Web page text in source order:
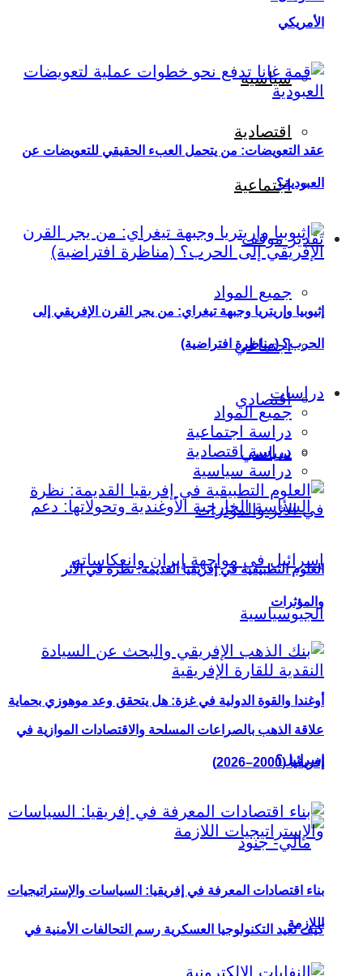
سياسية
اقتصادية
اجتماعية
تقدير موقف
جميع المواد
اجتماعي
اقتصادي
سياسي
أوغندا والقوة الدولية في غزة: هل يتحقق وعد موهوزي بحماية
إسرائيل؟
كيف تعيد التكنولوجيا العسكرية رسم التحالفات الأمنية في
الأمريكي
عقد التعويضات: من يتحمل العبء الحقيقي للتعويضات عن
العبودية؟
إثيوبيا وإريتريا وجبهة تيغراي: من يجر القرن الإفريقي إلى
الحرب؟ (مناظرة افتراضية)
دراسات
جميع المواد
دراسة اجتماعية
دراسة اقتصادية
دراسة سياسية
العلوم التطبيقية في إفريقيا القديمة: نظرة في الأثر
والمؤثرات
علاقة الذهب بالصراعات المسلحة والاقتصادات الموازية في
إفريقيا (2000–2026)
بناء اقتصادات المعرفة في إفريقيا: السياسات والإستراتيجيات
اللازمة